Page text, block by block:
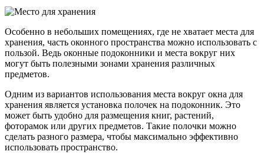
Особенно в небольших помещениях, где не хватает места для
хранения, часть оконного пространства можно использовать с
пользой. Ведь оконные подоконники и места вокруг них
могут быть полезными зонами хранения различных
предметов.
Одним из вариантов использования места вокруг окна для
хранения является установка полочек на подоконник. Это
может быть удобно для размещения книг, растений,
фоторамок или других предметов. Такие полочки можно
сделать разного размера, чтобы максимально эффективно
использовать пространство.